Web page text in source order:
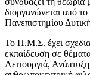
διοργανώνεται από
Πανεπιστημίου
Το Π.Μ.Σ. έχει
εκπαίδευση σε
Λειτουργιά,